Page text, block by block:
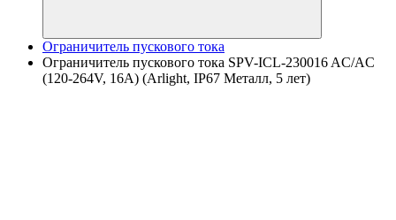
Ограничитель пускового тока
Ограничитель пускового тока SPV-ICL-230016 AC/AC
(120-264V, 16A) (Arlight, IP67 Металл, 5 лет)